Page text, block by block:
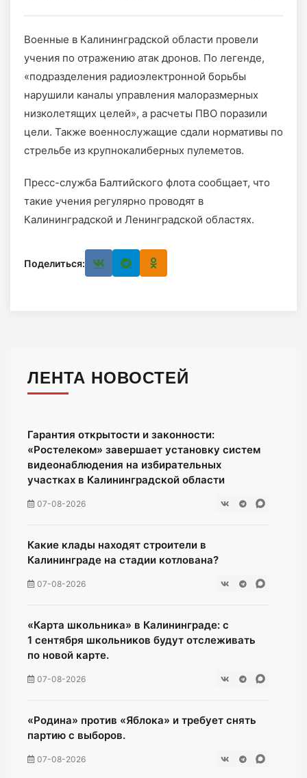
Военные в Калининградской области провели
учения по отражению атак дронов. По легенде,
«подразделения радиоэлектронной борьбы
нарушили каналы управления малоразмерных
низколетящих целей», а расчеты ПВО поразили
цели. Также военнослужащие сдали нормативы по
стрельбе из крупнокалиберных пулеметов.
Пресс-служба Балтийского флота сообщает, что
такие учения регулярно проводят в
Калининградской и Ленинградской областях.
Поделиться:
ЛЕНТА НОВОСТЕЙ
Гарантия открытости и законности:
«Ростелеком» завершает установку систем
видеонаблюдения на избирательных
участках в Калининградской области
07-08-2026
Какие клады находят строители в
Калининграде на стадии котлована?
07-08-2026
«Карта школьника» в Калининграде: с
1 сентября школьников будут отслеживать
по новой карте.
07-08-2026
«Родина» против «Яблока» и требует снять
партию с выборов.
07-08-2026